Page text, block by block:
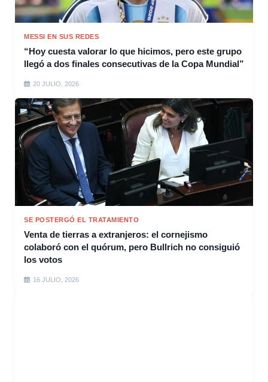
MESSI EN SUS REDES
“Hoy cuesta valorar lo que hicimos, pero este grupo
llegó a dos finales consecutivas de la Copa Mundial”
20 JULIO, 2026
SE POSTERGÓ EL TRATAMIENTO
Venta de tierras a extranjeros: el cornejismo
colaboró con el quórum, pero Bullrich no consiguió
los votos
16 JULIO, 2026